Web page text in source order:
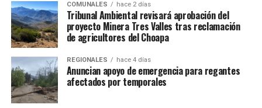
COMUNALES hace 2 días
Tribunal Ambiental revisará aprobación del
proyecto Minera Tres Valles tras reclamación
de agricultores del Choapa
REGIONALES hace 4 días
Anuncian apoyo de emergencia para regantes
afectados por temporales